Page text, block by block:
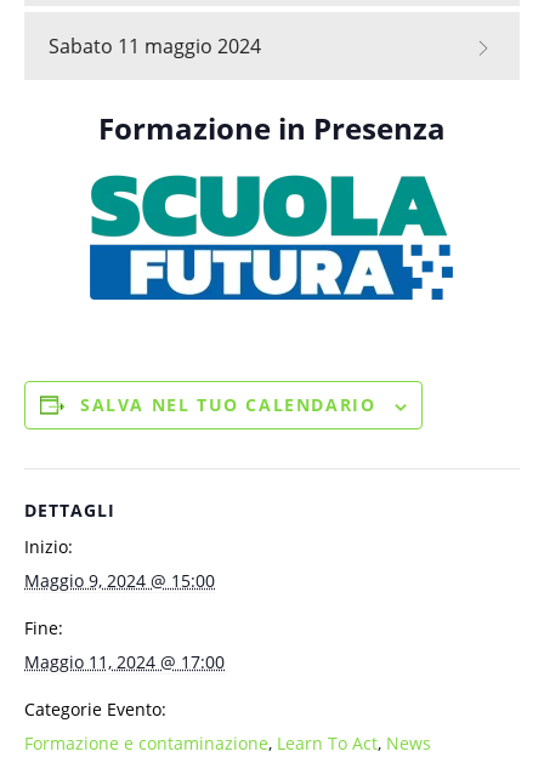
Sabato 11 maggio 2024
Formazione in Presenza
SALVA NEL TUO CALENDARIO
DETTAGLI
Inizio:
Maggio 9, 2024 @ 15:00
Fine:
Maggio 11, 2024 @ 17:00
Categorie Evento:
Formazione e contaminazione, Learn To Act, News